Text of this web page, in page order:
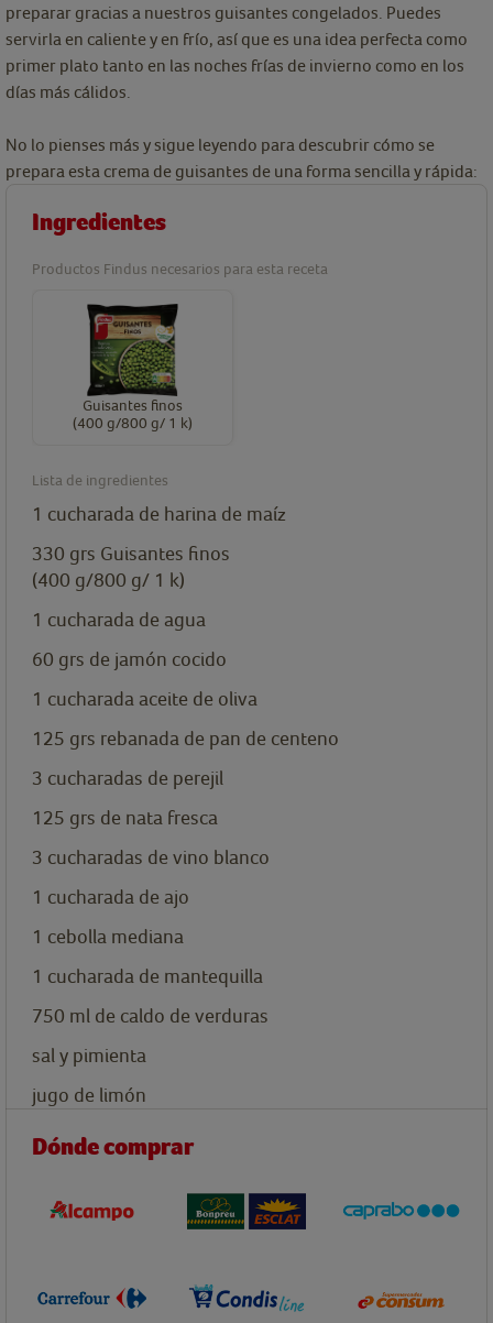
preparar gracias a nuestros guisantes congelados. Puedes
servirla en caliente y en frío, así que es una idea perfecta como
primer plato tanto en las noches frías de invierno como en los
días más cálidos.
No lo pienses más y sigue leyendo para descubrir cómo se
prepara esta crema de guisantes de una forma sencilla y rápida:
Ingredientes
Productos Findus necesarios para esta receta
Guisantes finos
(400 g/800 g/ 1 k)
Lista de ingredientes
1 cucharada de harina de maíz
330 grs Guisantes finos
(400 g/800 g/ 1 k)
1 cucharada de agua
60 grs de jamón cocido
1 cucharada aceite de oliva
125 grs rebanada de pan de centeno
3 cucharadas de perejil
125 grs de nata fresca
3 cucharadas de vino blanco
1 cucharada de ajo
1 cebolla mediana
1 cucharada de mantequilla
750 ml de caldo de verduras
sal y pimienta
jugo de limón
Dónde comprar